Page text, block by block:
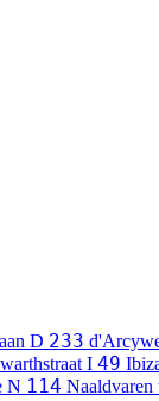
D 233
I 49
N 114